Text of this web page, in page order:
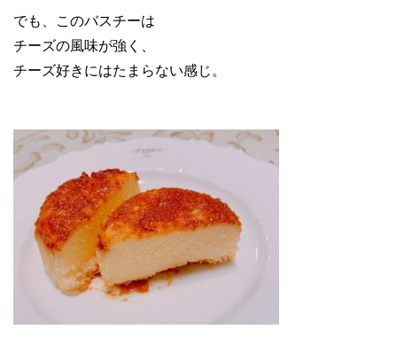
でも、このバスチーは
チーズの風味が強く、
チーズ好きにはたまらない感じ。